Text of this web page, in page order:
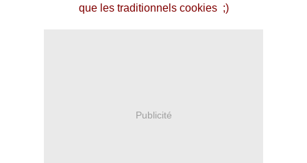
que les traditionnels cookies ;)
Publicité